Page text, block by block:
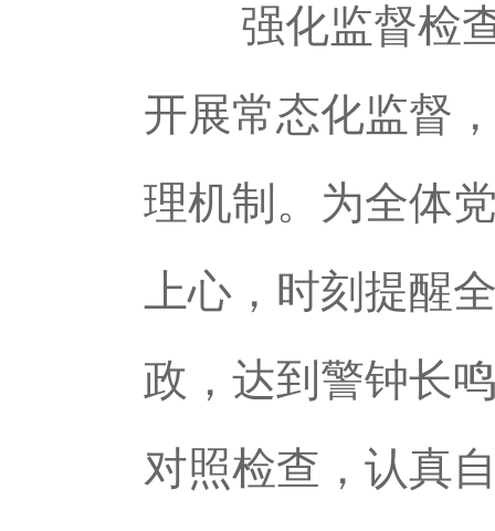
强化监督检查
开展常态化监督
理机制。为全体
上心，时刻提醒
政，达到警钟长
对照检查，认真